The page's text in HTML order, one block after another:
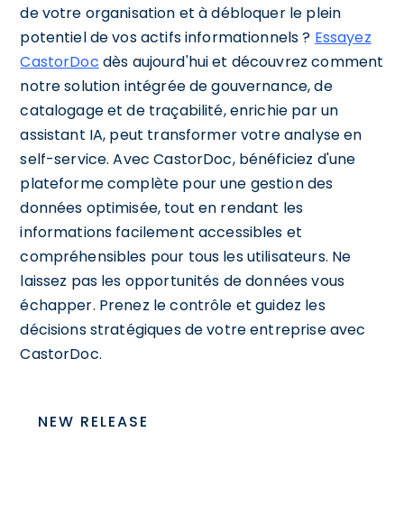
de votre organisation et à débloquer le plein
potentiel de vos actifs informationnels ? Essayez
CastorDoc dès aujourd'hui et découvrez comment
notre solution intégrée de gouvernance, de
catalogage et de traçabilité, enrichie par un
assistant IA, peut transformer votre analyse en
self-service. Avec CastorDoc, bénéficiez d'une
plateforme complète pour une gestion des
données optimisée, tout en rendant les
informations facilement accessibles et
compréhensibles pour tous les utilisateurs. Ne
laissez pas les opportunités de données vous
échapper. Prenez le contrôle et guidez les
décisions stratégiques de votre entreprise avec
CastorDoc.
NEW RELEASE